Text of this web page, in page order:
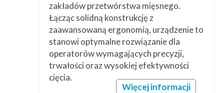
zakładów przetwórstwa mięsnego.
Łącząc solidną konstrukcję z
zaawansowaną ergonomią, urządzenie to
stanowi optymalne rozwiązanie dla
operatorów wymagających precyzji,
trwałości oraz wysokiej efektywności
cięcia.
Więcej informacji